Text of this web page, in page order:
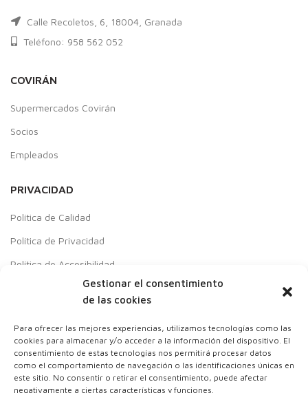
Gestionar el consentimiento
de las cookies
Para ofrecer las mejores experiencias, utilizamos tecnologías como las
cookies para almacenar y/o acceder a la información del dispositivo. El
consentimiento de estas tecnologías nos permitirá procesar datos
como el comportamiento de navegación o las identificaciones únicas en
este sitio. No consentir o retirar el consentimiento, puede afectar
negativamente a ciertas características y funciones.
Calle Recoletos, 6, 18004, Granada
Teléfono: 958 562 052
COVIRÁN
Supermercados Covirán
Socios
Empleados
PRIVACIDAD
Política de Calidad
Política de Privacidad
Política de Accesibilidad
Contacto
Responsabilidad Social Empresarial